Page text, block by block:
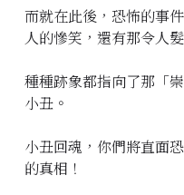
而就在此後，恐怖的事
人的慘笑，還有那令人
種種跡象都指向了那「
小丑。
小丑回魂，你們將直面
的真相！